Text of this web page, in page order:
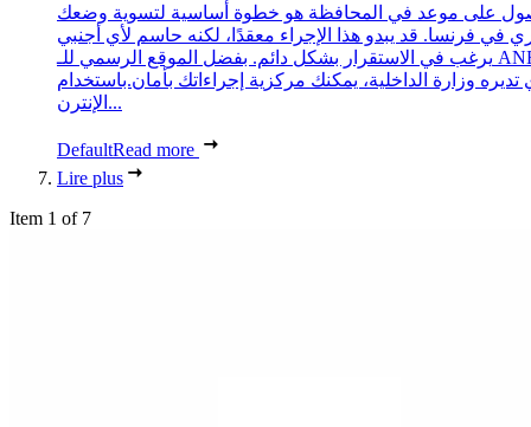
على موعد في المحافظة هو خطوة أساسية لتسوية وضعك
في فرنسا. قد يبدو هذا الإجراء معقدًا، لكنه حاسم لأي أجنبي
يرغب في الاستقرار بشكل دائم. بفضل الموقع الرسمي للـ ANEF،
تديره وزارة الداخلية، يمكنك مركزية إجراءاتك بأمان.باستخدام
الإنترن...
DefaultRead more
Lire plus
Item 1 of 7